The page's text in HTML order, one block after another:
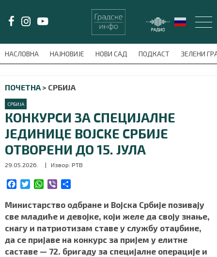
НАСЛОВНА НАЈНОВИЈЕ НОВИ САД ПОДКАСТ ЗЕЛЕНИ
meni'); $this_item = current( wp_filter_object_list(
ПОЧЕТНА > СРБИЈА
СРБИЈА
КОНКУРСИ ЗА СПЕЦИЈАЛНЕ
ЈЕДИНИЦЕ ВОЈСКЕ СРБИЈЕ
ОТВОРЕНИ ДО 15. ЈУЛА
29.05.2026. | Извор: РТВ
c
e
b
o
o
k
i
t
t
e
r
W
a
t
s
A
p
p
b
e
r
a
r
e
Министарство одбране и Војска Србије позивају
све младиће и девојке, који желе да своју знање,
снагу и патриотизам ставе у службу отаџбине,
да се пријаве на конкурс за пријем у елитне
саставе — 72. бригаду за специјалне операције и
LAT/ЋИР
НАСЛОВНА
НАЈНОВИЈЕ
НОВИ САД
ПОДКАСТ
ЗЕЛЕНИ ГРАД
ВИДЕО
СПЕЦИЈАЛИ
БЛОГ